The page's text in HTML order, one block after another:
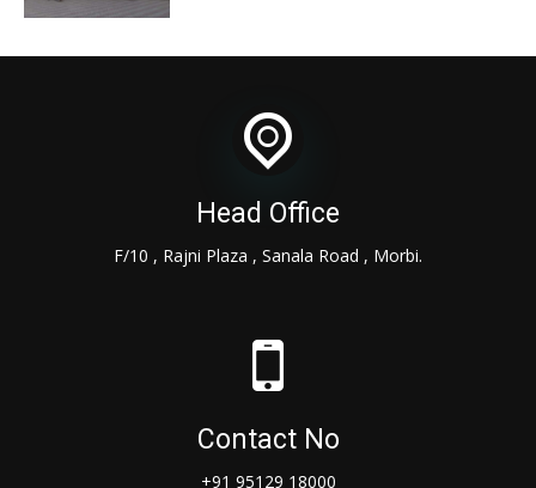
Head Office
F/10 , Rajni Plaza , Sanala Road , Morbi.
Contact No
+91 95129 18000